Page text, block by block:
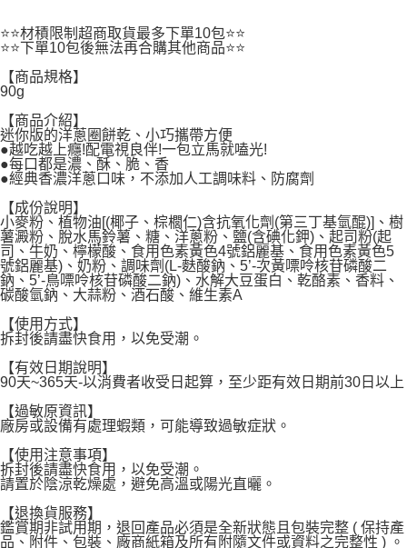
每筆NT$60，滿NT$599(含以上)免運費
宅配
每筆NT$120，滿NT$1,999(含以上)免運費
⭐⭐材積限制超商取貨最多下單10包⭐⭐
⭐⭐下單10包後無法再合購其他商品⭐⭐
【商品規格】
90g
【商品介紹】
迷你版的洋蔥圈餅乾、小巧攜帶方便
●越吃越上癮!配電視良伴!一包立馬就嗑光!
●每口都是濃、酥、脆、香
●經典香濃洋蔥口味，不添加人工調味料、防腐劑
【成份說明】
小麥粉、植物油[(椰子、棕櫚仁)含抗氧化劑(第三丁基氫醌)]、樹
薯澱粉、脫水馬鈴薯、糖、洋蔥粉、鹽(含碘化鉀)、起司粉(起
司、牛奶、檸檬酸、食用色素黃色4號鋁麗基、食用色素黃色5
號鋁麗基)、奶粉、調味劑(L-麩酸鈉、5’-次黃嘌呤核苷磷酸二
鈉、5’-鳥嘌呤核苷磷酸二鈉)、水解大豆蛋白、乾酪素、香料、
碳酸氫鈉、大蒜粉、酒石酸、維生素A
【使用方式】
拆封後請盡快食用，以免受潮。
【有效日期說明】
90天~365天-以消費者收受日起算，至少距有效日期前30日以上
【過敏原資訊】
廠房或設備有處理蝦類，可能導致過敏症狀。
【使用注意事項】
拆封後請盡快食用，以免受潮。
請置於陰涼乾燥處，避免高溫或陽光直曬。
【退換貨服務】
鑑賞期非試用期，退回產品必須是全新狀態且包裝完整 ( 保持產
品、附件、包裝、廠商紙箱及所有附隨文件或資料之完整性 ) 。